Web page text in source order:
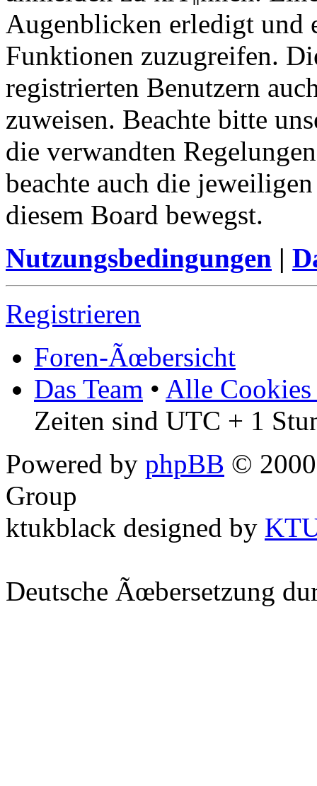
Augenblicken erledigt und
Funktionen zuzugreifen.
registrierten Benutzern
zuweisen. Beachte bitte
die verwandten
beachte auch die
diesem Board bewegst.
Nutzungsbedingungen |
Registrieren
Foren-Ãœbersicht
Das Team • Alle Cookies
Zeiten sind UTC + 1
Powered by phpBB ©
Group
ktukblack designed by
Deutsche Ãœbersetzung